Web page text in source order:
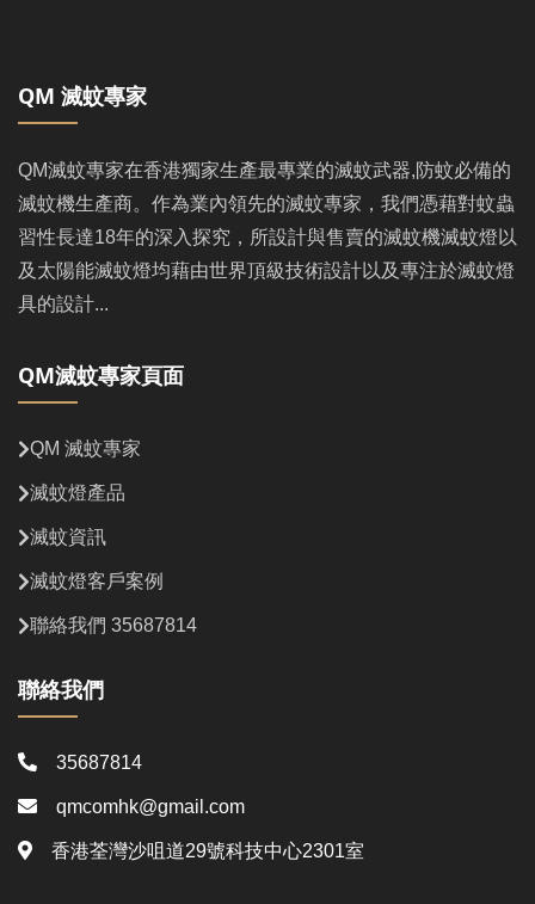
QM 滅蚊專家
QM滅蚊專家在香港獨家生產最專業的滅蚊武器,防蚊必備的
滅蚊機生產商。作為業內領先的滅蚊專家，我們憑藉對蚊蟲
習性長達18年的深入探究，所設計與售賣的滅蚊機滅蚊燈以
及太陽能滅蚊燈均藉由世界頂級技術設計以及專注於滅蚊燈
具的設計...
QM滅蚊專家頁面
QM 滅蚊專家
滅蚊燈產品
滅蚊資訊
滅蚊燈客戶案例
聯絡我們 35687814
聯絡我們
35687814
qmcomhk@gmail.com
香港荃灣沙咀道29號科技中心2301室